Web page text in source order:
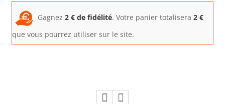
Gagnez 2 € de fidélité. Votre panier totalisera 2 €
que vous pourrez utiliser sur le site.